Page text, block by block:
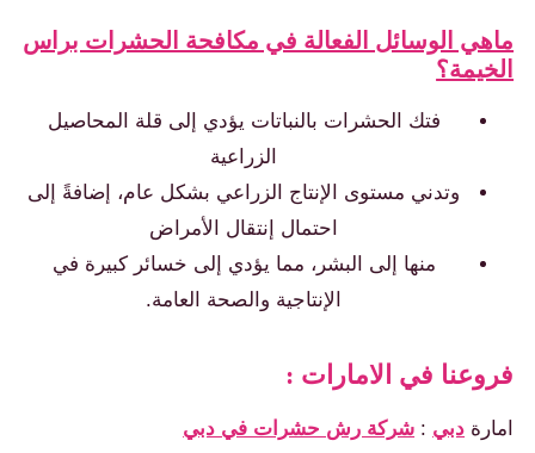
الوسائل الفعالة في مكافحة الحشرات براس
فتك الحشرات بالنباتات يؤدي إلى قلة المحاصيل
الزراعية
وتدني مستوى الإنتاج الزراعي بشكل عام، إضافةً إلى
احتمال إنتقال الأمراض
منها إلى البشر، مما يؤدي إلى خسائر كبيرة في
الإنتاجية والصحة العامة.
في الامارات :
دبي :شركة رش حشرات في دبي